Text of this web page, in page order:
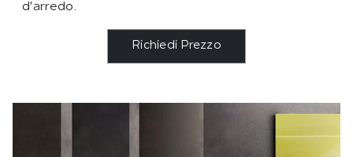
d'arredo.
Richiedi Prezzo